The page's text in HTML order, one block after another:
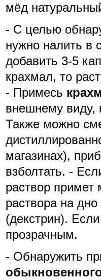
мёд
- С целью
нужно налить в
добавить 3-5
крахмал, то
- Примесь
внешнему виду,
Также можно
магазинах),
взболтать. -
раствор примет
раствора на
(декстрин).
прозрачным.
- Обнаружить